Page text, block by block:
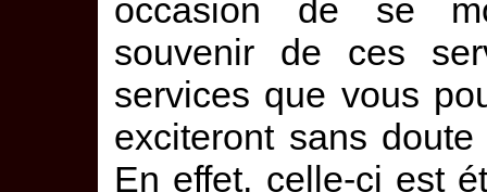
occasion de se
souvenir de ces
services que vous
exciteront sans
En effet, celle-ci est